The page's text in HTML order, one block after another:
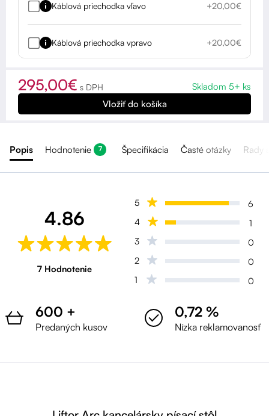
Káblová priechodka vľavo +20,00€
Káblová priechodka vpravo +20,00€
295,00€ s DPH Skladom 5+ ks
Popis Hodnotenie 7 Špecifikácia Časté otázky Rady
4.86
7 Hodnotenie
5
6
4
1
3
0
2
0
1
0
600 +
Predaných kusov
0,72 %
Nízka reklamovanosť